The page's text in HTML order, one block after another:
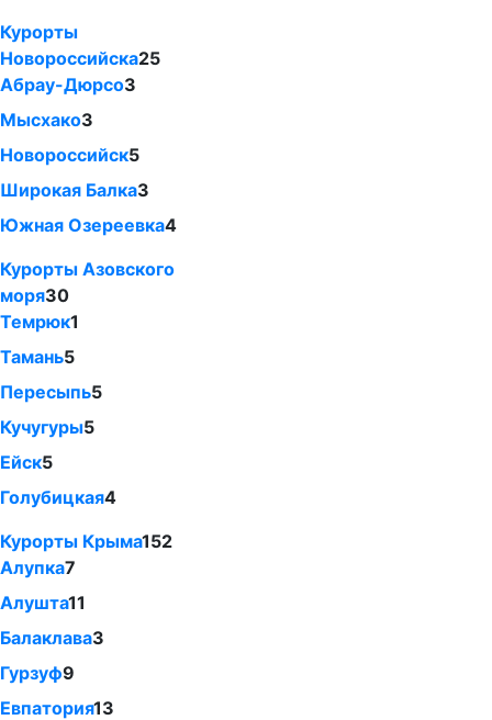
Курорты
Новороссийска25
Абрау-Дюрсо3
Мысхако3
Новороссийск5
Широкая Балка3
Южная Озереевка4
Курорты Азовского
моря30
Темрюк1
Тамань5
Пересыпь5
Кучугуры5
Ейск5
Голубицкая4
Курорты Крыма152
Алупка7
Алушта11
Балаклава3
Гурзуф9
Евпатория13